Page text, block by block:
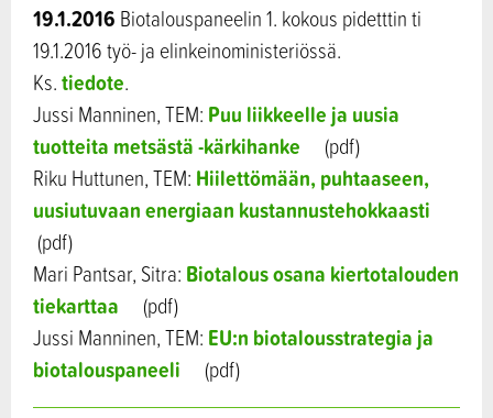
19.1.2016 Biotalouspaneelin 1. kokous pidetttin ti
19.1.2016 työ- ja elinkeinoministeriössä.
Ks.tiedote.
Jussi Manninen, TEM: Puu liikkeelle ja uusia
tuotteita metsästä -kärkihanke
(pdf)
Riku Huttunen, TEM: Hiilettömään, puhtaaseen,
uusiutuvaan energiaan kustannustehokkaasti
(pdf)
Mari Pantsar, Sitra: Biotalous osana kiertotalouden
tiekarttaa
(pdf)
Jussi Manninen, TEM: EU:n biotalousstrategia ja
biotalouspaneeli
(pdf)